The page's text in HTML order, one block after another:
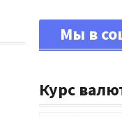
Мы в
Курс